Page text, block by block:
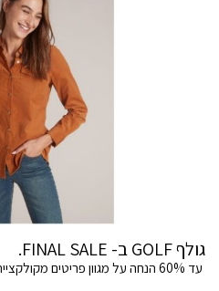
גולף GOLF ב- FINAL SALE.
עד 60% הנחה על מגוון פריטים מקולקציית החורף